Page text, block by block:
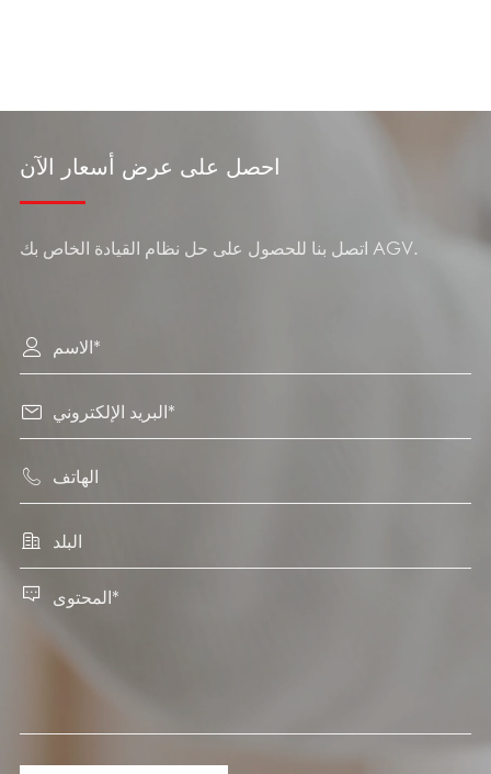
احصل على عرض أسعار الآن
اتصل بنا للحصول على حل نظام القيادة الخاص بك AGV.




